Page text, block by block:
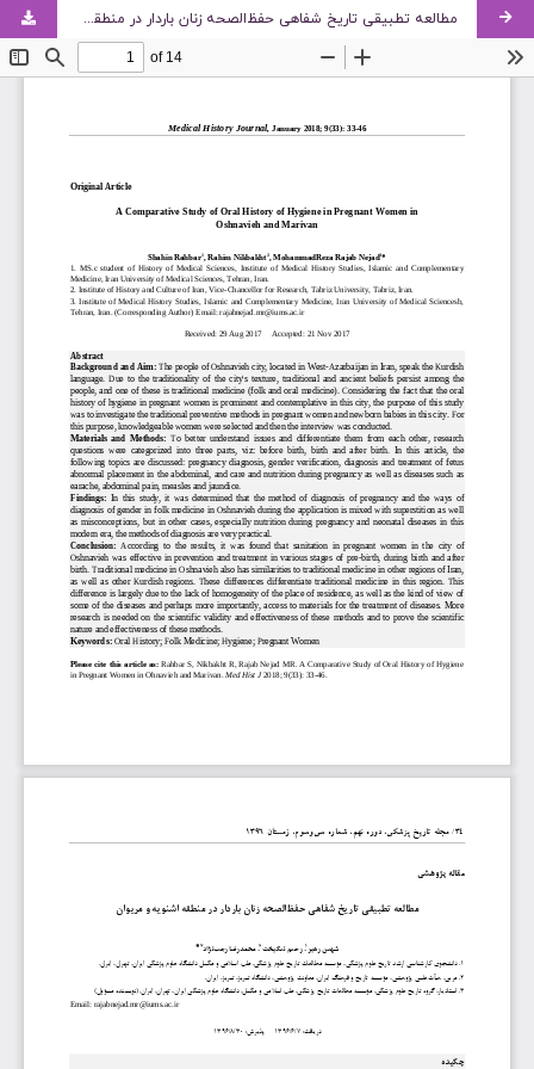
مطالعه تطبیقی تاریخ شفاهی حفظ‌الصحه زنان باردار در منطقه اشنویه و مریوان